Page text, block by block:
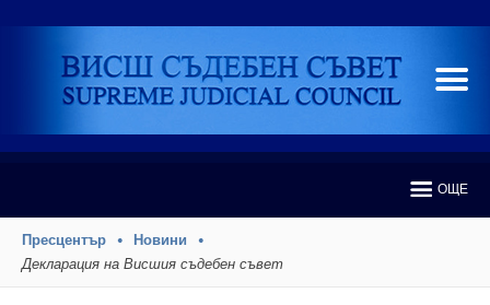
ОЩЕ
Пресцентър
Новини
Декларация на Висшия съдебен съвет